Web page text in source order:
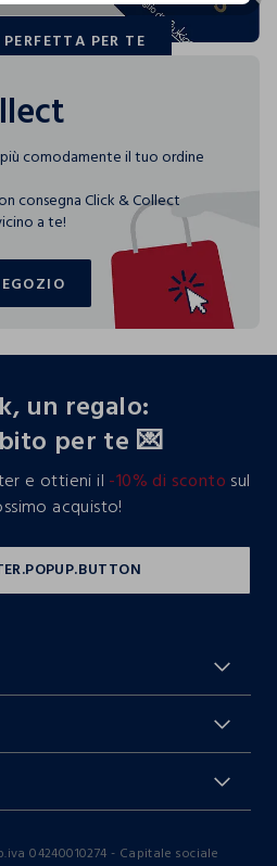
PER TE
PER TE
comodamente il tuo ordine
consegna Click & Collect
a te!
un regalo:
per te 💌
e ottieni il -10% di sconto sul
acquisto!
04240010274 - Capitale sociale